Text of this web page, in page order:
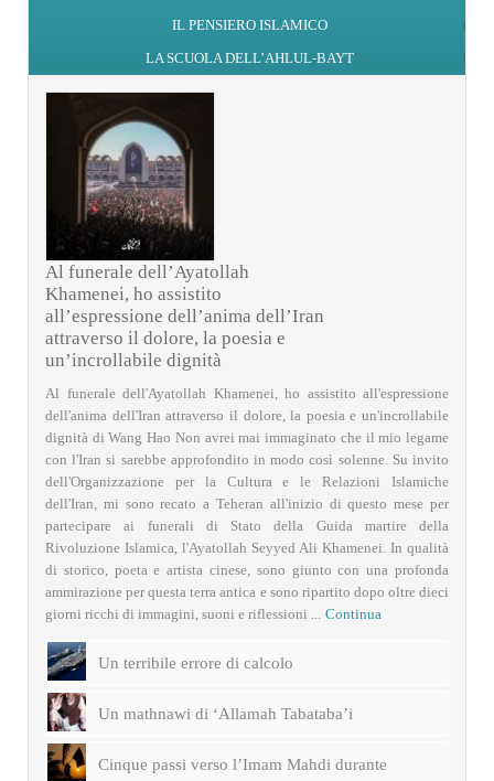
IL PENSIERO ISLAMICO
LA SCUOLA DELL’AHLUL-BAYT
Al funerale dell’Ayatollah
Khamenei, ho assistito
all’espressione dell’anima dell’Iran
attraverso il dolore, la poesia e
un’incrollabile dignità
Al funerale dell'Ayatollah Khamenei, ho assistito all'espressione
dell'anima dell'Iran attraverso il dolore, la poesia e un'incrollabile
dignità di Wang Hao Non avrei mai immaginato che il mio legame
con l'Iran si sarebbe approfondito in modo così solenne. Su invito
dell'Organizzazione per la Cultura e le Relazioni Islamiche
dell'Iran, mi sono recato a Teheran all'inizio di questo mese per
partecipare ai funerali di Stato della Guida martire della
Rivoluzione Islamica, l'Ayatollah Seyyed Ali Khamenei. In qualità
di storico, poeta e artista cinese, sono giunto con una profonda
ammirazione per questa terra antica e sono ripartito dopo oltre dieci
giorni ricchi di immagini, suoni e riflessioni ...
Continua
Un terribile errore di calcolo
Un mathnawi di ‘Allamah Tabataba’i
Cinque passi verso l’Imam Mahdi durante